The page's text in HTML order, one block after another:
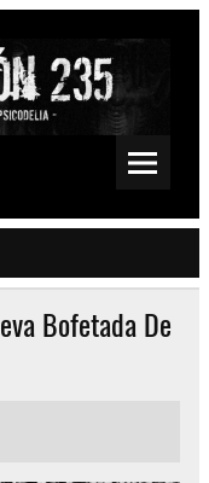
Fuzz, Space, Drone
Bofetada De